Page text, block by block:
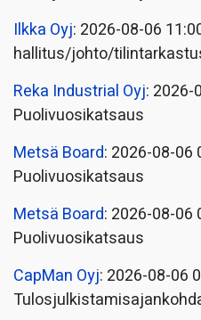
Ilkka Oyj: 2026-08-06
hallitus/johto/
Reka Industrial Oyj: 2026-
Puolivuosikatsaus
Metsä Board: 2026-08-06
Puolivuosikatsaus
Metsä Board: 2026-08-06
Puolivuosikatsaus
CapMan Oyj: 2026-08-06